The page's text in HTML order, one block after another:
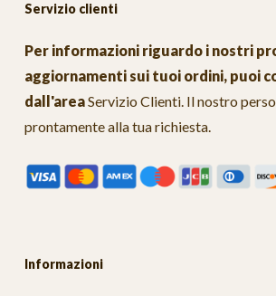
Servizio clienti
Per informazioni riguardo i nostri
aggiornamenti sui tuoi ordini, puoi
dall'areaServizio Clienti. Il nostro
prontamente alla tua richiesta.
Informazioni